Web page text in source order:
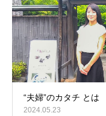
“夫婦”のカタチ とは
2024.05.23